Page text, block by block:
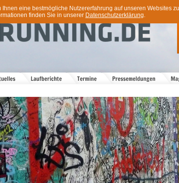
eine bestmögliche Nutzererfahrung auf unseren Websites
finden Sie in unserer Datenschutzerklärung.